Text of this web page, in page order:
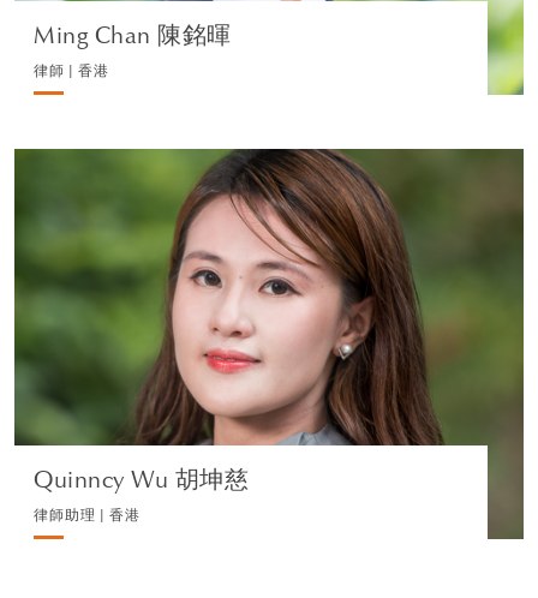
Ming Chan 陳銘暉
律師 | 香港
Quinncy Wu 胡坤慈
律師助理 | 香港
Quinncy Wu 胡坤慈
律師助理 | 香港
瀏覽簡介